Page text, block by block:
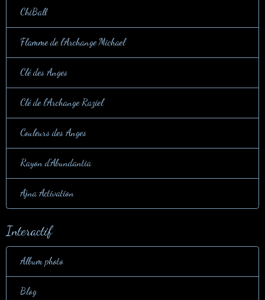
ChiBall
Flamme de l'Archange Michael
Clé des Anges
Clé de l'Archange Raziel
Couleurs des Anges
Rayon d'Abundantia
Ajna Activation
Interactif
Album photo
Blog